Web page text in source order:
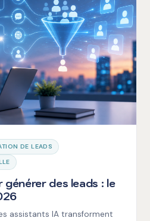
DE LEADS
des leads : le
assistants IA transforment